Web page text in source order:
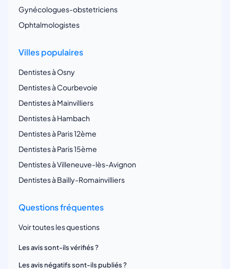
Gynécologues-obstetriciens
Ophtalmologistes
Villes populaires
Dentistes à Osny
Dentistes à Courbevoie
Dentistes à Mainvilliers
Dentistes à Hambach
Dentistes à Paris 12ème
Dentistes à Paris 15ème
Dentistes à Villeneuve-lès-Avignon
Dentistes à Bailly-Romainvilliers
Questions fréquentes
Voir toutes les questions
Les avis sont-ils vérifiés ?
Les avis négatifs sont-ils publiés ?